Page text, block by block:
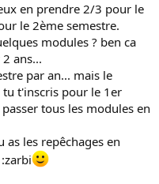
en prendre 2/3 pour le
le 2ème semestre.
modules ? ben ca
ans...
par an... mais le
tu t'inscris pour le 1er
tous les modules en
les repêchages en